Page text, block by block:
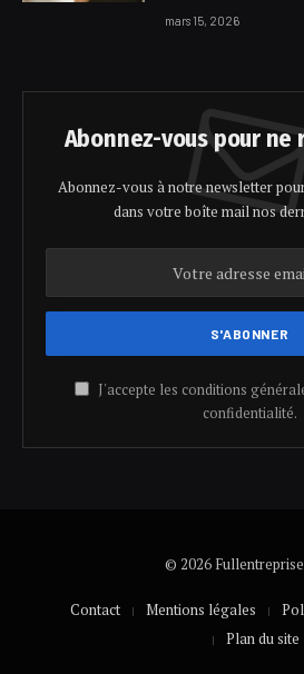
mars 15, 2026
Abonnez-vous pour ne
Abonnez-vous à notre newsletter
dans votre boîte mail nos
J'accepte les conditions
confidentialité.
© 2026
Contact Mentions légales
Plan du site